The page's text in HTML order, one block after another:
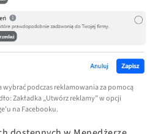
podczas reklamowania za pomocą
Zakładka „Utwórz reklamy” w opcji
na Facebooku.